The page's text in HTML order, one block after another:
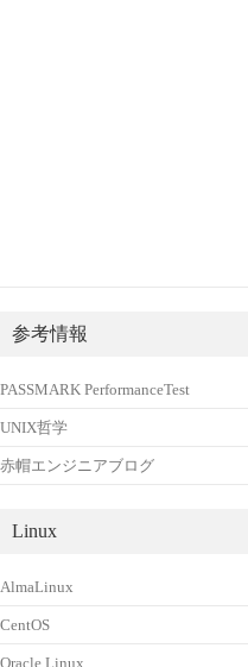
参考情報
PASSMARK PerformanceTest
UNIX哲学
赤帽エンジニアブログ
Linux
AlmaLinux
CentOS